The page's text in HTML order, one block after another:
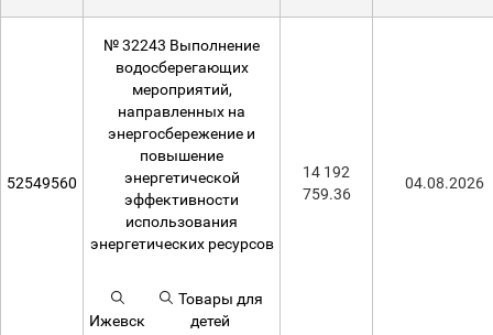
52549560
№ 32243 Выполнение
водосберегающих
мероприятий,
направленных на
энергосбережение и
повышение
энергетической
эффективности
использования
энергетических ресурсов
Ижевск
Товары для
детей
14 192
759.36
04.08.2026